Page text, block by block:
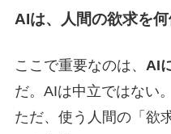
AIは、人間の欲求を
ここで重要なのは、 AI
だ。AIは中立ではない
ただ、使う人間の「欲